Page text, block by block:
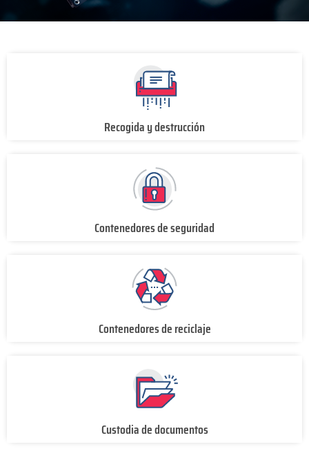
Recogida y destrucción
Contenedores de seguridad
Contenedores de reciclaje
Custodia de documentos